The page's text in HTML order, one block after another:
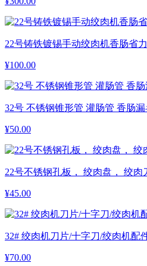
22号铸铁镀锡手动绞肉机香肠省
¥100.00
32号 不锈钢锥形管 灌肠管 香肠
¥50.00
22号不锈钢孔板， 绞肉盘， 绞
¥45.00
32# 绞肉机刀片/十字刀/绞肉机配
¥70.00